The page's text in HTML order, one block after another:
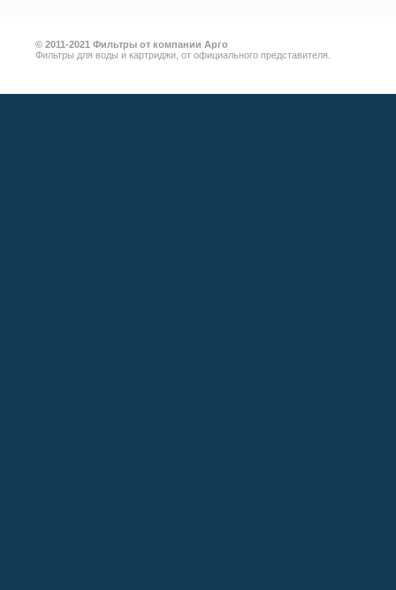
© 2011-2021 Фильтры от компании Арго
Фильтры для воды и картриджи, от официального представителя.